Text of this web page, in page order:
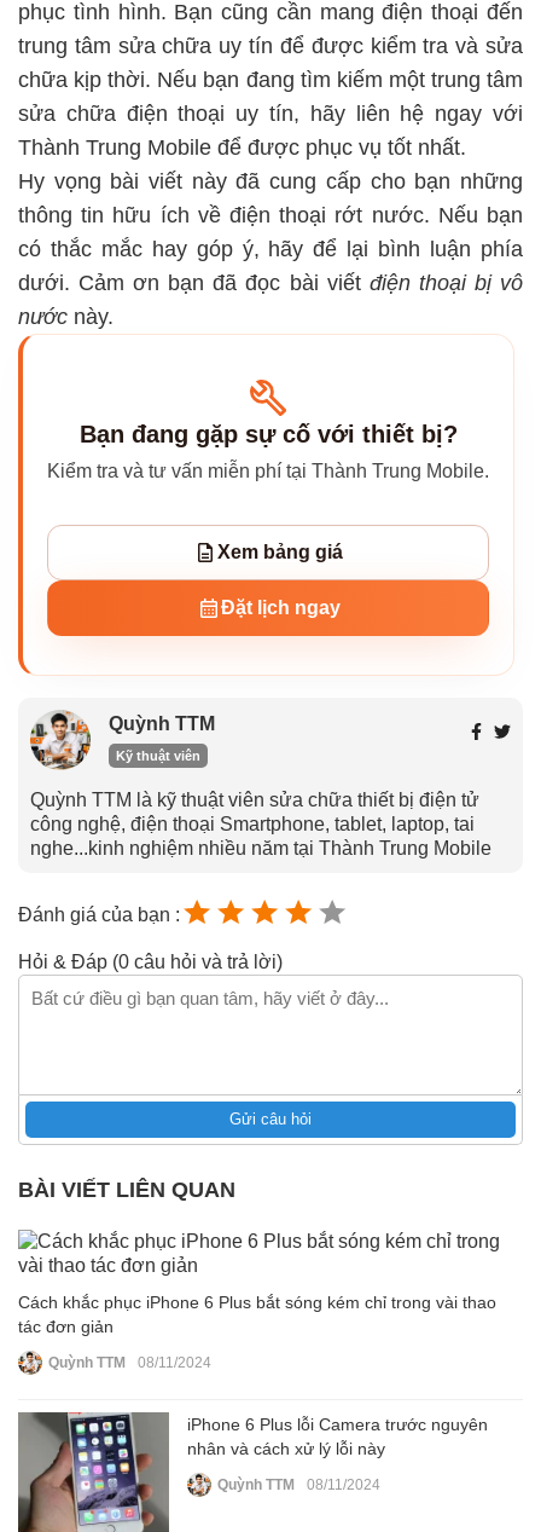
phục tình hình. Bạn cũng cần mang điện thoại đến
trung tâm sửa chữa uy tín để được kiểm tra và sửa
chữa kịp thời. Nếu bạn đang tìm kiếm một trung tâm
sửa chữa điện thoại uy tín, hãy liên hệ ngay với
Thành Trung Mobile để được phục vụ tốt nhất.
Hy vọng bài viết này đã cung cấp cho bạn những
thông tin hữu ích về điện thoại rớt nước. Nếu bạn
có thắc mắc hay góp ý, hãy để lại bình luận phía
dưới. Cảm ơn bạn đã đọc bài viết điện thoại bị vô
nước này.
Bạn đang gặp sự cố với thiết bị?
Kiểm tra và tư vấn miễn phí tại Thành Trung Mobile.
Xem bảng giá
Đặt lịch ngay
Quỳnh TTM
Kỹ thuật viên
Quỳnh TTM là kỹ thuật viên sửa chữa thiết bị điện tử
công nghệ, điện thoại Smartphone, tablet, laptop, tai
nghe...kinh nghiệm nhiều năm tại Thành Trung Mobile
Đánh giá của bạn :
Hỏi & Đáp (0 câu hỏi và trả lời)
Gửi câu hỏi
BÀI VIẾT LIÊN QUAN
Cách khắc phục iPhone 6 Plus bắt sóng kém chỉ trong vài thao
tác đơn giản
Quỳnh TTM 08/11/2024
iPhone 6 Plus lỗi Camera trước nguyên
nhân và cách xử lý lỗi này
Quỳnh TTM 08/11/2024